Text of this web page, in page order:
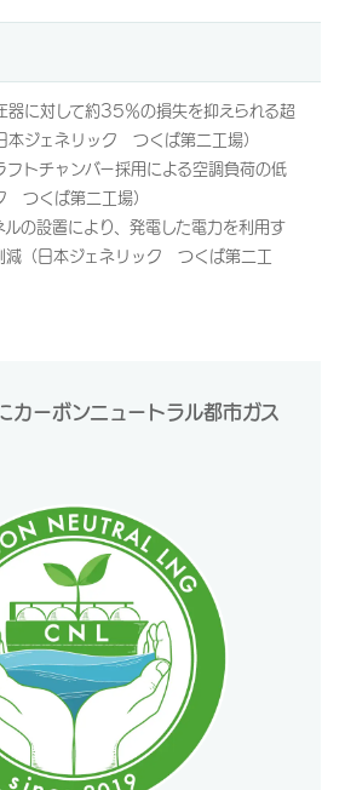
器に対して約35％の損失を抑えられる超
本ジェネリック つくば第二工場）
フトチャンバー採用による空調負荷の低
つくば第二工場）
ルの設置により、発電した電力を利用す
減（日本ジェネリック つくば第二工
カーボンニュートラル都市ガス